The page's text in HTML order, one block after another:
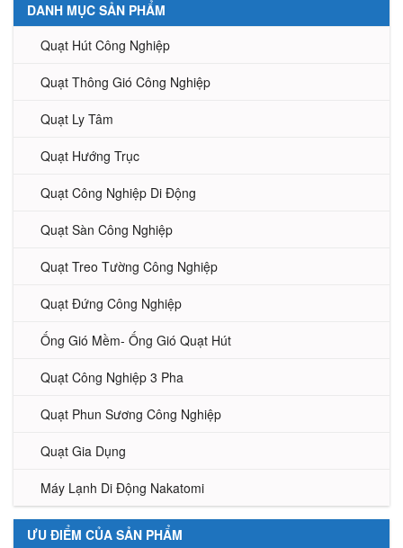
DANH MỤC SẢN PHẨM
Quạt Hút Công Nghiệp
Quạt Thông Gió Công Nghiệp
Quạt Ly Tâm
Quạt Hướng Trục
Quạt Công Nghiệp Di Động
Quạt Sàn Công Nghiệp
Quạt Treo Tường Công Nghiệp
Quạt Đứng Công Nghiệp
Ống Gió Mềm- Ống Gió Quạt Hút
Quạt Công Nghiệp 3 Pha
Quạt Phun Sương Công Nghiệp
Quạt Gia Dụng
Máy Lạnh Di Động Nakatomi
ƯU ĐIỂM CỦA SẢN PHẨM